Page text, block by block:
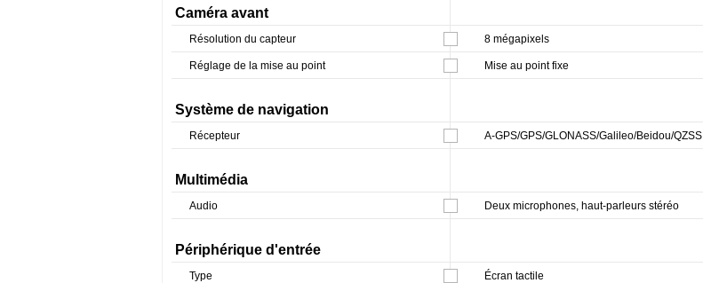
Caméra avant
Résolution du capteur 8 mégapixels
Réglage de la mise au point Mise au point fixe
Système de navigation
Récepteur A-GPS/GPS/GLONASS/Galileo/Beidou/QZSS
Multimédia
Audio Deux microphones, haut-parleurs stéréo
Périphérique d'entrée
Type Écran tactile